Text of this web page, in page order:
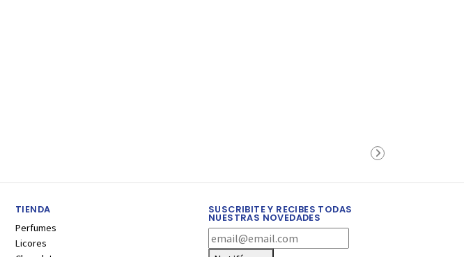
TIENDA
Perfumes
Licores
SUSCRIBITE Y RECIBES TODAS
NUESTRAS NOVEDADES